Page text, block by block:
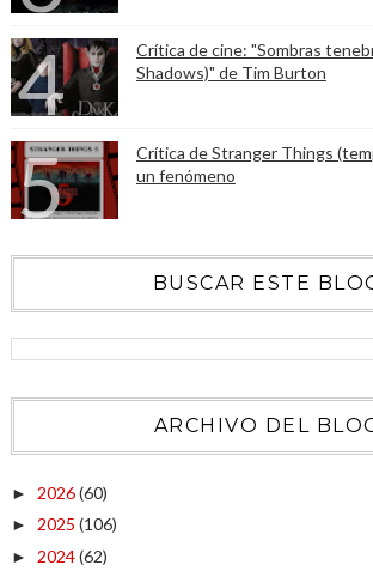
Crítica de cine: "Sombras
Shadows)" de Tim Burton
Crítica de Stranger Things
un fenómeno
BUSCAR ESTE
ARCHIVO DEL
► 2026(60)
► 2025 (106)
► 2024(62)